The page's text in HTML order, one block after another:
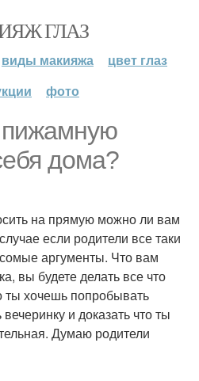
ГЛАЗ
виды макияжа
цвет глаз
фото
пижамную
дома?
на прямую можно ли вам
если родители все таки
аргументы. Что вам
вы будете делать все что
ты хочешь попробывать
и доказать что ты
Думаю родители